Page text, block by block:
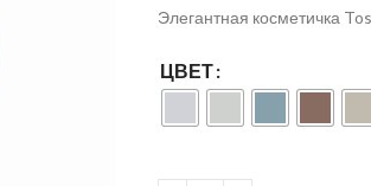
Элегантная косметичка
ЦВЕТ